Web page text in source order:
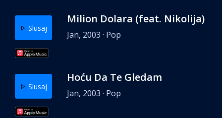
Slusaj
Milion Dolara (feat. Nikolija)
Jan, 2003 · Pop
Slusaj
Hoću Da Te Gledam
Jan, 2003 · Pop